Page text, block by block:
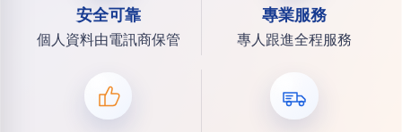
安全可靠
個人資料由電訊商保管
專業服務
專人跟進全程服務